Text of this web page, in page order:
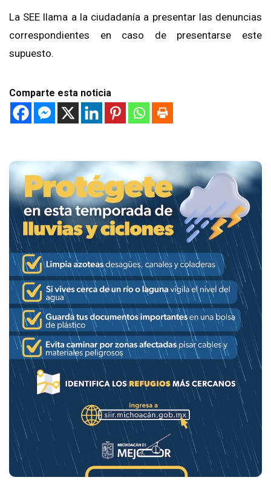
La SEE llama a la ciudadanía a presentar las denuncias
correspondientes en caso de presentarse este
supuesto.
Comparte esta noticia